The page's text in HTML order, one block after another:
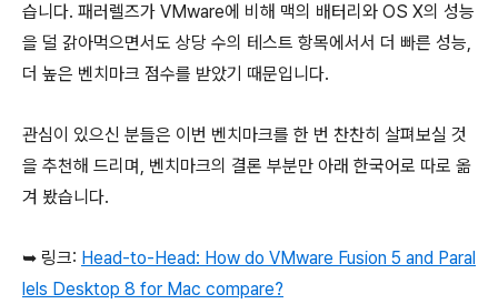
습니다. 패러렐즈가 VMware에 비해 맥의 배터리와 OS X의 성능
을 덜 갉아먹으면서도 상당 수의 테스트 항목에서서 더 빠른 성능,
더 높은 벤치마크 점수를 받았기 때문입니다.
관심이 있으신 분들은 이번 벤치마크를 한 번 찬찬히 살펴보실 것
을 추천해 드리며, 벤치마크의 결론 부분만 아래 한국어로 따로 옮
겨 봤습니다.
➥ 링크: Head-to-Head: How do VMware Fusion 5 and Paral
lels Desktop 8 for Mac compare?